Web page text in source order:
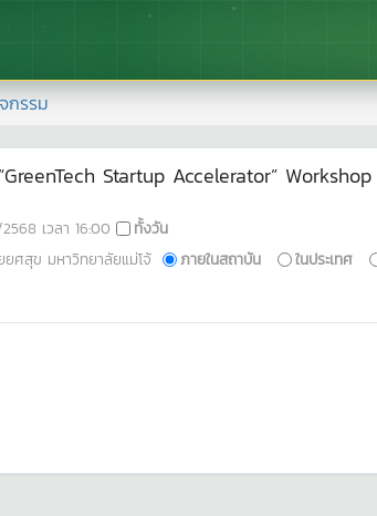
กรรม
Startup Accelerator”
เวลา 16:00
ทั้งวัน
ศสุข มหาวิทยาลัยแม่โจ้ ภายในสถาบัน ในประเทศ